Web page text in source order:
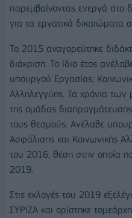
παρεμβαίνοντας ενεργά στο
για τα εργατικά δικαιώματα
Το 2015 αναγορεύτηκε
διάκριση. Το ίδιο έτος
υπουργού Εργασίας,
Αλληλεγγύης. Τα χρόνια των
της ομάδας
τους θεσμούς. Ανέλαβε
Ασφάλισης και Κοινωνικής
του 2016, θέση στην οποία
2019.
Στις εκλογές του 2019
ΣΥΡΙΖΑ και ορίστηκε